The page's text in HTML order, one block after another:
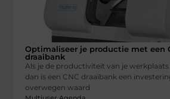
Optimaliseer je productie met een
draaibank
Als je de productiviteit van je
dan is een CNC draaibank een
overwegen waard